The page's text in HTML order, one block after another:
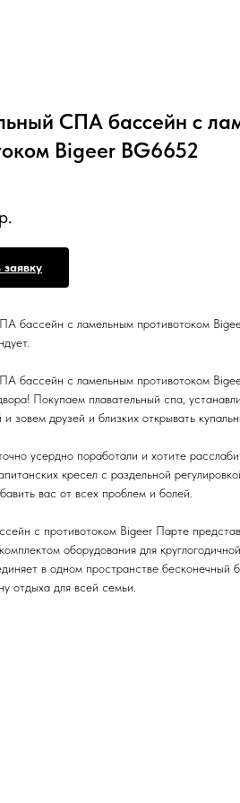
СПА бассейн с
Bigeer BG6652
р.
бассейн с ламельным противотоком
бассейн с ламельным противотоком
Покупаем плавательный спа,
зовем друзей и близких открывать
усердно поработали и хотите
кресел с раздельной
вас от всех проблем и болей.
с противотоком Bigeer Парте
оборудования для
в одном пространстве бесконечный
отдыха для всей семьи.